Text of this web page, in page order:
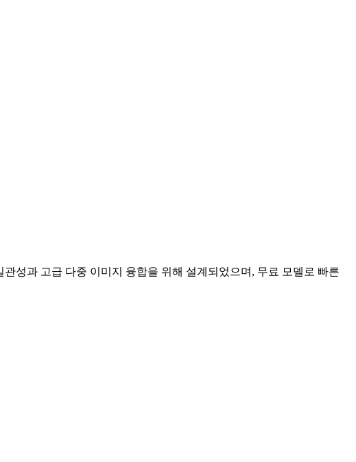
성과 고급 다중 이미지 융합을 위해 설계되었으며, 무료 모델로 빠른